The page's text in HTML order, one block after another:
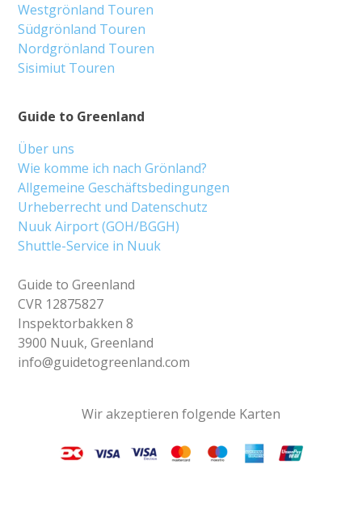
Guide to Greenland
Über uns
Wie komme ich nach Grönland?
Allgemeine Geschäftsbedingungen
Urheberrecht und Datenschutz
Nuuk Airport (GOH/BGGH)
Shuttle-Service in Nuuk
Guide to Greenland
CVR 12875827
Inspektorbakken 8
3900 Nuuk, Greenland
info@guidetogreenland.com
Westgrönland Touren
Südgrönland Touren
Nordgrönland Touren
Sisimiut Touren
Wir akzeptieren folgende Karten